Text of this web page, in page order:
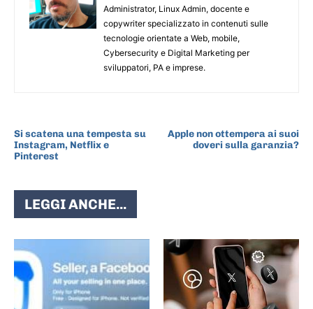
Administrator, Linux Admin, docente e
copywriter specializzato in contenuti sulle
tecnologie orientate a Web, mobile,
Cybersecurity e Digital Marketing per
sviluppatori, PA e imprese.
Si scatena una tempesta su
Instagram, Netflix e
Pinterest
Apple non ottempera ai suoi
doveri sulla garanzia?
LEGGI ANCHE...